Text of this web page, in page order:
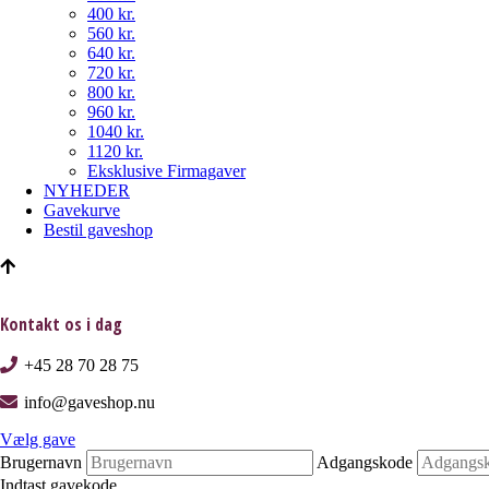
400 kr.
560 kr.
640 kr.
720 kr.
800 kr.
960 kr.
1040 kr.
1120 kr.
Eksklusive Firmagaver
NYHEDER
Gavekurve
Bestil gaveshop
Kontakt os i dag
+45 28 70 28 75
info@gaveshop.nu
Vælg gave
Brugernavn
Adgangskode